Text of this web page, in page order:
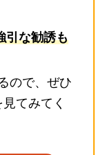
引な勧誘も
ので、ぜひ
てみてく